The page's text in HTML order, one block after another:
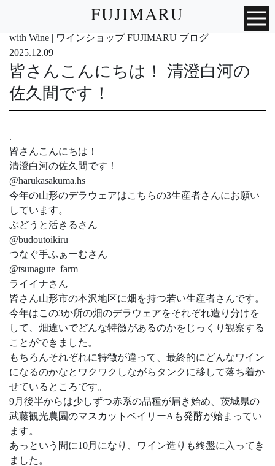
with Wine | ワインショップ FUJIMARU ブログ
2025.12.09
皆さんこんにちは！ 清澄白河の
佐久間です！
.
皆さんこんにちは！
清澄白河の佐久間です！
@harukasakuma.hs
今年の山形のデラウェアはこちらの3生産者さんにお願い
しています。
ぶどうと活きるさん
@budoutoikiru
つなぐ手ふぁーむさん
@tsunagute_farm
ライイナさん
皆さん山形市の本沢地区に畑を持つ若い生産者さんです。
今年はこの3か所の畑のデラウェアをそれぞれ造り分けを
して、畑違いでどんな特徴があるのかをじっくり観察する
ことができました。
もちろんそれぞれに特徴が違って、最終的にどんなワイン
になるのかなとワクワクしながらタンクに移して落ち着か
せているところです。
9月後半からは少しずつ赤系の品種が届き始め、茨城県の
武藤観光農園のマスカットベイリーAも発酵が始まってい
ます。
あっという間に10月になり、ワイン造りも終盤に入ってき
ました。